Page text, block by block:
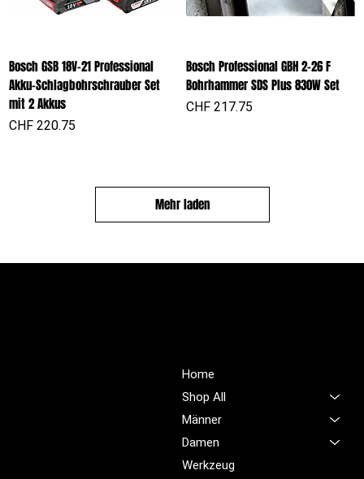
Bosch GSB 18V-21 Professional
Akku-Schlagbohrschrauber Set
mit 2 Akkus
Preis
CHF 220.75
Bosch Professional GBH 2-26 F
Bohrhammer SDS Plus 830W Set
Preis
CHF 217.75
Mehr laden
Home
Shop All
Männer
Damen
Werkzeug